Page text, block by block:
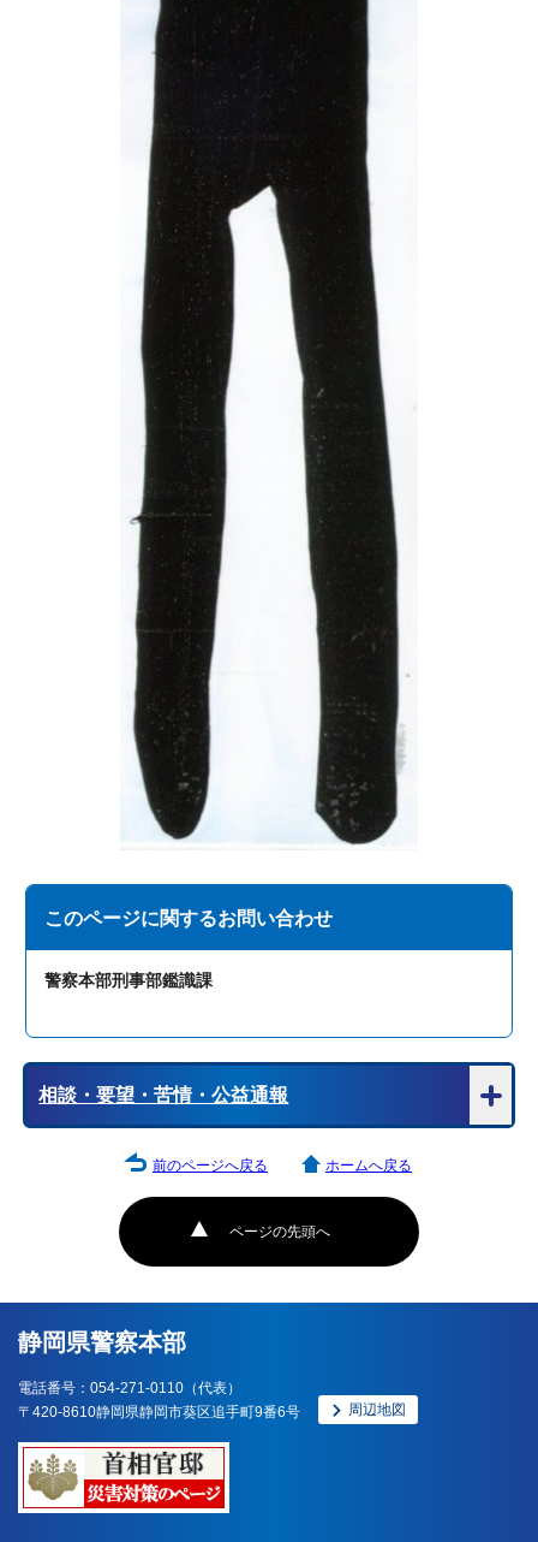
このページに関するお問い合わせ
警察本部刑事部鑑識課
相談・要望・苦情・公益通報
ページの先頭へ
前のページへ戻る ホームへ戻る
静岡県警察本部
電話番号：054-271-0110（代表）
〒420-8610静岡県静岡市葵区追手町9番6号
周辺地図